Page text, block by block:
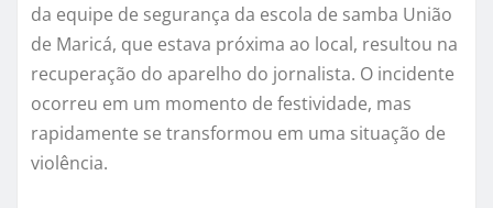
da equipe de segurança da escola de samba União
de Maricá, que estava próxima ao local, resultou na
recuperação do aparelho do jornalista. O incidente
ocorreu em um momento de festividade, mas
rapidamente se transformou em uma situação de
violência.